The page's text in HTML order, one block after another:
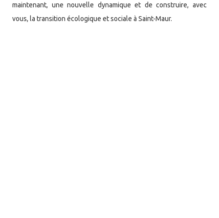
maintenant, une nouvelle dynamique et de construire, avec
vous, la transition écologique et sociale à Saint-Maur.